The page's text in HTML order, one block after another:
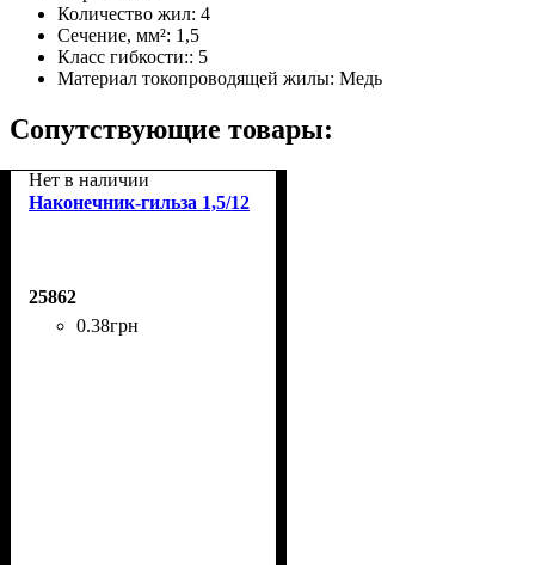
Количество жил: 4
Сечение, мм²: 1,5
Класс гибкости:: 5
Материал токопроводящей жилы: Медь
Сопутствующие товары:
Нет в наличии
Наконечник-гильза 1,5/12
25862
0.38грн